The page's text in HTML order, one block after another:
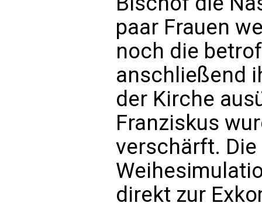
paar Frauen
noch die
anschließend
der Kirche
Franziskus
verschärft.
direkt zur